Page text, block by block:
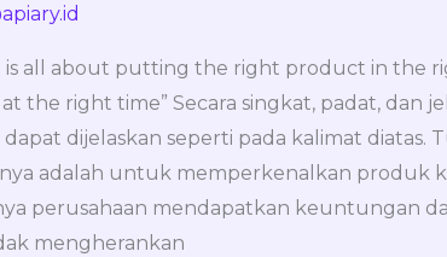
is all about putting the right product in the
the right time” Secara singkat, padat, dan
dapat dijelaskan seperti pada kalimat diatas.
adalah untuk memperkenalkan produk
perusahaan mendapatkan keuntungan
mengherankan